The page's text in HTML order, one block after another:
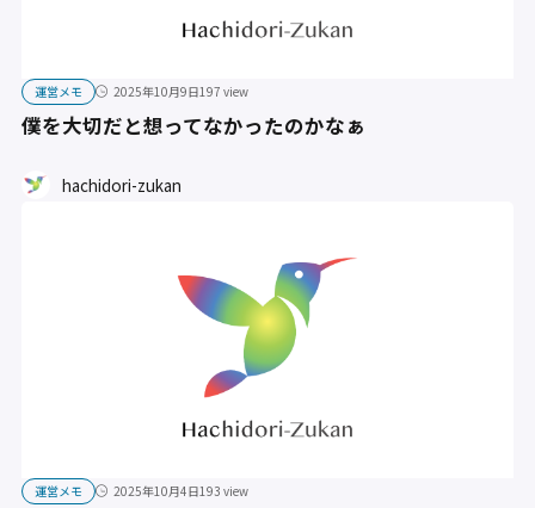
運営メモ 2025年10月9日197 view
僕を大切だと想ってなかったのかなぁ
hachidori-zukan
運営メモ 2025年10月4日193 view